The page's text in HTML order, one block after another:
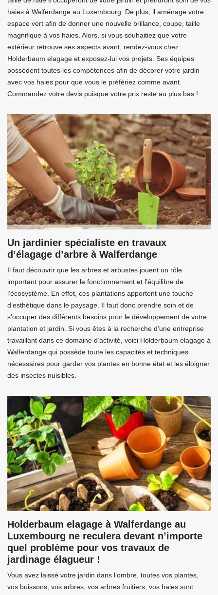
haies à Walferdange au Luxembourg. De plus, il aménage votre
espace vert afin de donner une nouvelle brillance, coupe, taille
magnifique à vos haies. Alors, si vous souhaitiez que votre
extérieur retrouve ses aspects avant, rendez-vous chez
Holderbaum elagage et exposez-lui vos projets. Ses équipes
possèdent toutes les compétences afin de décorer votre jardin
avec vos haies pour que vous le préfériez comme avant.
Commandez votre devis puisque votre prix reste au plus bas !
Un jardinier spécialiste en travaux
d’élagage d’arbre à Walferdange
Il faut découvrir que les arbres et arbustes jouent un rôle
important pour assurer le fonctionnement et l’équilibre de
l’écosystème. En effet, ces plantations apportent une touche
d’esthétique dans le paysage. Il faut donc prendre soin et de
s’occuper des différents besoins pour le développement de votre
plantation et jardin. Si vous êtes à la recherche d’une entreprise
travaillant dans ce domaine d’activité, voici Holderbaum elagage à
Walferdange qui possède toute les capacités et techniques
nécessaires pour garder vos plantes en bonne état et les éloigner
des insectes nuisibles.
Holderbaum elagage à Walferdange au
Luxembourg ne reculera devant n’importe
quel problème pour vos travaux de
jardinage élagueur !
Vous avez laissé votre jardin dans l’ombre, toutes vos plantes,
vos buissons, vos arbres, vos arbres fruitiers, vos haies sont